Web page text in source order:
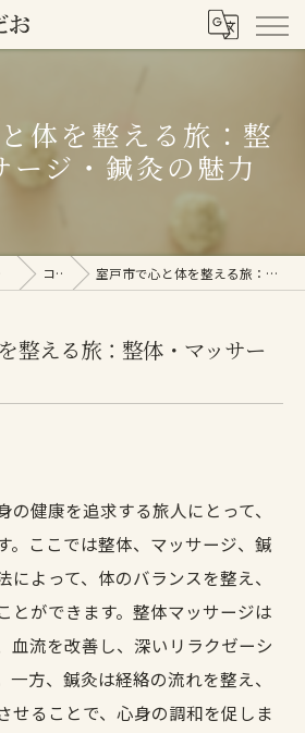
体を整える旅：整
ージ・鍼灸の魅力
コラム 室戸市で心と体を整える旅：整体・マッサージ・鍼灸の魅力
整える旅：整体・マッサー
の健康を追求する旅人にとって、
。ここでは整体、マッサージ、鍼
によって、体のバランスを整え、
とができます。整体マッサージは
血流を改善し、深いリラクゼーシ
一方、鍼灸は経絡の流れを整え、
せることで、心身の調和を促しま